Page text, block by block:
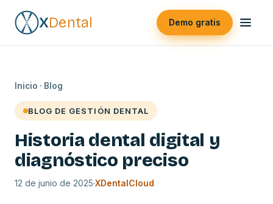
XDental Demo gratis
Inicio · Blog
BLOG DE GESTIÓN DENTAL
Historia dental digital y
diagnóstico preciso
12 de junio de 2025·XDentalCloud